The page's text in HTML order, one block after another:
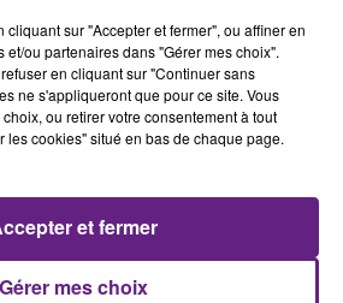
et de loi
et d’avenir agricole.
11h28 par la rédaction
cliquant sur "Accepter et fermer", ou affiner en
ou partenaires dans "Gérer mes choix".
en cliquant sur "Continuer sans
ne s'appliqueront que pour ce site. Vous
ou retirer votre consentement à tout
les cookies" situé en bas de chaque page.
Gérer mes choix
et fermer